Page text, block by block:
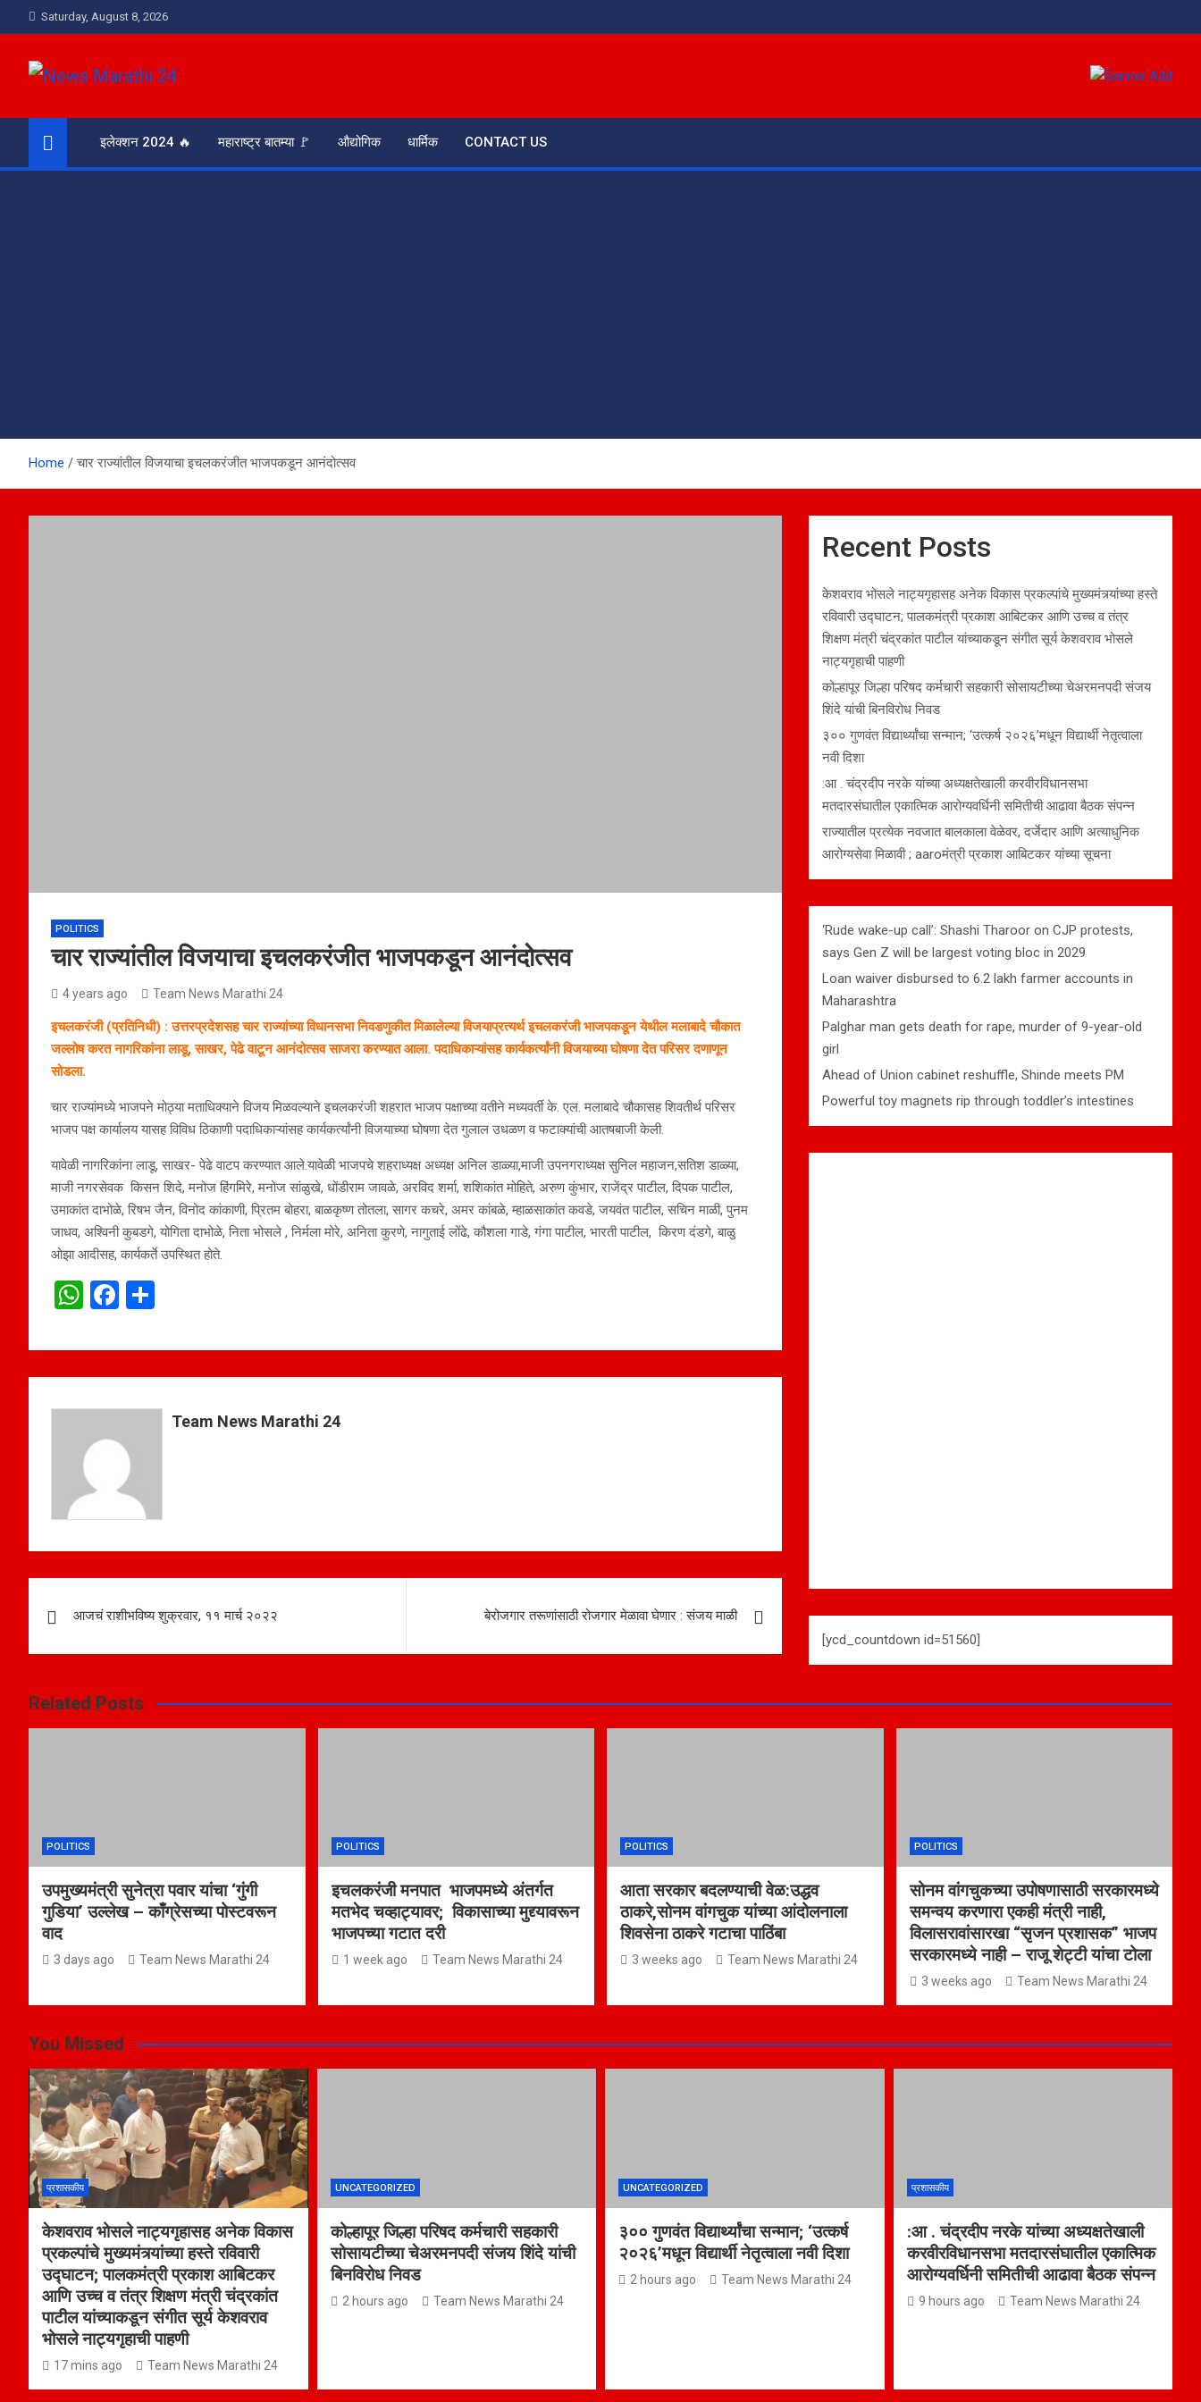
to
Saturday, August 8, 2026
News Marathi 24
इलेक्शन 2024 🔥 महाराष्ट्र बातम्या 🚩 औद्योगिक धार्मिक CONTACT US
Home चार राज्यांतील विजयाचा इचलकरंजीत भाजपकडून आनंदोत्सव
POLITICS
चार राज्यांतील विजयाचा इचलकरंजीत भाजपकडून आनंदोत्सव
4 years ago Team News Marathi 24
इचलकरंजी (प्रतिनिधी) : उत्तरप्रदेशसह चार राज्यांच्या विधानसभा निवडणुकीत मिळालेल्या विजयाप्रत्यर्थ इचलकरंजी भाजपकडून येथील मलाबादे चौकात
जल्लोष करत नागरिकांना लाडू, साखर, पेढे वाटून आनंदोत्सव साजरा करण्यात आला. पदाधिकाऱ्यांसह कार्यकर्त्यांनी विजयाच्या घोषणा देत परिसर दणाणून
सोडला.
चार राज्यांमध्ये भाजपने मोठ्या मताधिक्याने विजय मिळवल्याने इचलकरंजी शहरात भाजप पक्षाच्या वतीने मध्यवर्ती के. एल. मलाबादे चौकासह शिवतीर्थ परिसर
भाजप पक्ष कार्यालय यासह विविध ठिकाणी पदाधिकाऱ्यांसह कार्यकर्त्यांनी विजयाच्या घोषणा देत गुलाल उधळण व फटाक्यांची आतषबाजी केली.
यावेळी नागरिकांना लाडू, साखर- पेढे वाटप करण्यात आले.यावेळी भाजपचे शहराध्यक्ष अध्यक्ष अनिल डाळ्या,माजी उपनगराध्यक्ष सुनिल महाजन,सतिश डाळ्या,
माजी नगरसेवक किसन शिदे, मनोज हिंगमिरे, मनोज सांळुखे, धोंडीराम जावळे, अरविद शर्मा, शशिकांत मोहिते, अरुण कुंभार, राजेंद्र पाटील, दिपक पाटील,
उमाकांत दाभोळे, रिषभ जैन, विनोद कांकाणी, प्रितम बोहरा, बाळकृष्ण तोतला, सागर कचरे, अमर कांबळे, म्हाळसाकांत कवडे, जयवंत पाटील, सचिन माळी, पुनम
जाधव, अश्विनी कुबडगे, योगिता दाभोळे, निता भोसले , निर्मला मोरे, अनिता कुरणे, नागुताई लोंढे, कौशला गाडे, गंगा पाटील, भारती पाटील, किरण दंडगे, बाळु
ओझा आदीसह, कार्यकर्ते उपस्थित होते.
W
at
s
A
p
p
F
ce
b
o
o
k
ar
e
Team News Marathi 24
navigation
आजचं राशीभविष्य शुक्रवार, ११ मार्च २०२२ बेरोजगार तरूणांसाठी रोजगार मेळावा घेणार : संजय माळी
Recent Posts
केशवराव भोसले नाट्यगृहासह अनेक विकास प्रकल्पांचे मुख्यमंत्र्यांच्या हस्ते
रविवारी उद्घाटन; पालकमंत्री प्रकाश आबिटकर आणि उच्च व तंत्र
शिक्षण मंत्री चंद्रकांत पाटील यांच्याकडून संगीत सूर्य केशवराव भोसले
नाट्यगृहाची पाहणी
कोल्हापूर जिल्हा परिषद कर्मचारी सहकारी सोसायटीच्या चेअरमनपदी संजय
शिंदे यांची बिनविरोध निवड
३०० गुणवंत विद्यार्थ्यांचा सन्मान; ‘उत्कर्ष २०२६’मधून विद्यार्थी नेतृत्वाला
नवी दिशा
:आ . चंद्रदीप नरके यांच्या अध्यक्षतेखाली करवीरविधानसभा
मतदारसंघातील एकात्मिक आरोग्यवर्धिनी समितीची आढावा बैठक संपन्न
राज्यातील प्रत्येक नवजात बालकाला वेळेवर, दर्जेदार आणि अत्याधुनिक
आरोग्यसेवा मिळावी ; aaroमंत्री प्रकाश आबिटकर यांच्या सूचना
‘Rude wake-up call’: Shashi Tharoor on CJP protests,
says Gen Z will be largest voting bloc in 2029
Loan waiver disbursed to 6.2 lakh farmer accounts in
Maharashtra
Palghar man gets death for rape, murder of 9-year-old
girl
Ahead of Union cabinet reshuffle, Shinde meets PM
Powerful toy magnets rip through toddler’s intestines
[ycd_countdown id=51560]
Related Posts
POLITICS
उपमुख्यमंत्री सुनेत्रा पवार यांचा ‘गुंगी
गुडिया’ उल्लेख – काँग्रेसच्या पोस्टवरून
वाद
3 days ago Team News Marathi 24
POLITICS
इचलकरंजी मनपात भाजपमध्ये अंतर्गत
मतभेद चव्हाट्यावर; विकासाच्या मुद्द्यावरून
भाजपच्या गटात दरी
1 week ago Team News Marathi 24
POLITICS
आता सरकार बदलण्याची वेळ:उद्धव
ठाकरे,सोनम वांगचुक यांच्या आंदोलनाला
शिवसेना ठाकरे गटाचा पाठिंबा
3 weeks ago Team News Marathi 24
POLITICS
सोनम वांगचुकच्या उपोषणासाठी सरकारमध्ये
समन्वय करणारा एकही मंत्री नाही,
विलासरावांसारखा “सृजन प्रशासक” भाजप
सरकारमध्ये नाही – राजू शेट्टी यांचा टोला
3 weeks ago Team News Marathi 24
You Missed
प्रशासकीय
केशवराव भोसले नाट्यगृहासह अनेक विकास
प्रकल्पांचे मुख्यमंत्र्यांच्या हस्ते रविवारी
उद्घाटन; पालकमंत्री प्रकाश आबिटकर
आणि उच्च व तंत्र शिक्षण मंत्री चंद्रकांत
पाटील यांच्याकडून संगीत सूर्य केशवराव
भोसले नाट्यगृहाची पाहणी
17 mins ago Team News Marathi 24
UNCATEGORIZED
कोल्हापूर जिल्हा परिषद कर्मचारी सहकारी
सोसायटीच्या चेअरमनपदी संजय शिंदे यांची
बिनविरोध निवड
2 hours ago Team News Marathi 24
UNCATEGORIZED
३०० गुणवंत विद्यार्थ्यांचा सन्मान; ‘उत्कर्ष
२०२६’मधून विद्यार्थी नेतृत्वाला नवी दिशा
2 hours ago Team News Marathi 24
प्रशासकीय
:आ . चंद्रदीप नरके यांच्या अध्यक्षतेखाली
करवीरविधानसभा मतदारसंघातील एकात्मिक
आरोग्यवर्धिनी समितीची आढावा बैठक संपन्न
9 hours ago Team News Marathi 24